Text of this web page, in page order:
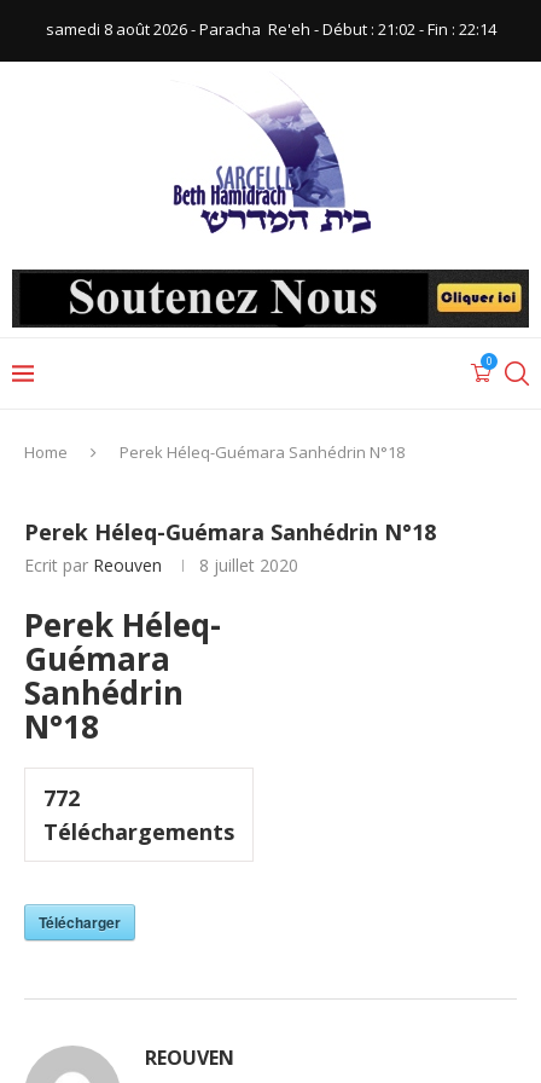
samedi 8 août 2026 - Paracha ‪ Re'eh‬ - Début : 21:02‬ - Fin : ‪22:14‬
0
Home Perek Héleq-Guémara Sanhédrin N°18
Perek Héleq-Guémara Sanhédrin N°18
Ecrit par Reouven 8 juillet 2020
Perek Héleq-
Guémara
Sanhédrin
N°18
772
Téléchargements
Télécharger
REOUVEN